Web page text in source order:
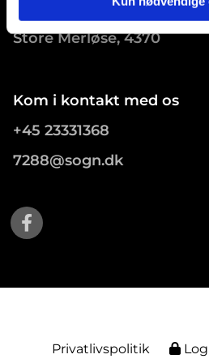
Tåstrupvej 54
Store Merløse, 4370
Kom i kontakt med os
+45 23331368
7288@sogn.dk
Privatlivspolitik